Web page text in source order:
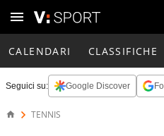
CALENDARI CLASSIFICHE
Seguici su: Google Discover
TENNIS